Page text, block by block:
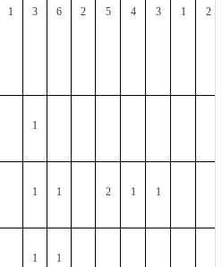
1 3 6 2 5 4 3 1 2
1
1 1 2 1 1
1 1